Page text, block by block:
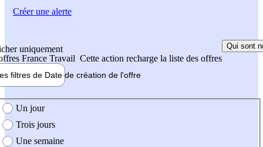
uniquement
France Travail Cette action recharge la liste des offres
Qui sont
filtres de Date de création de l'offre
création de l'offre
Un jour
Trois jours
Une semaine
Créer une alerte